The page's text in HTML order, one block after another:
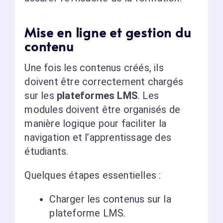
Mise en ligne et gestion du
contenu
Une fois les contenus créés, ils
doivent être correctement chargés
sur les plateformes LMS. Les
modules doivent être organisés de
manière logique pour faciliter la
navigation et l’apprentissage des
étudiants.
Quelques étapes essentielles :
Charger les contenus sur la
plateforme LMS.